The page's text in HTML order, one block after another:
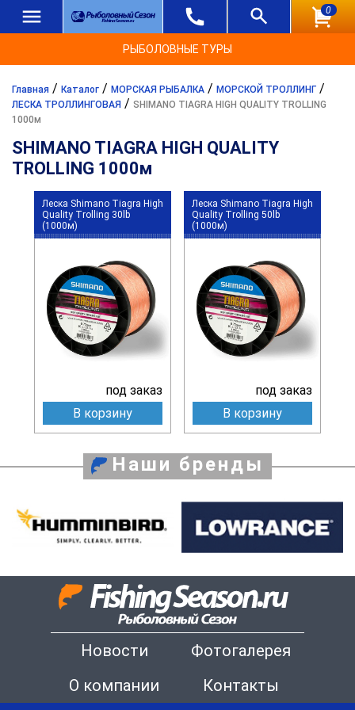
0
РЫБОЛОВНЫЕ ТУРЫ
Главная / Каталог / МОРСКАЯ РЫБАЛКА / МОРСКОЙ ТРОЛЛИНГ /
ЛЕСКА ТРОЛЛИНГОВАЯ / SHIMANO TIAGRA HIGH QUALITY TROLLING
1000м
SHIMANO TIAGRA HIGH QUALITY
TROLLING 1000м
Леска Shimano Tiagra High
Quality Trolling 30lb
(1000м)
под заказ
В корзину
Леска Shimano Tiagra High
Quality Trolling 50lb
(1000м)
под заказ
В корзину
Наши бренды
Новости
Фотогалерея
О компании
Контакты